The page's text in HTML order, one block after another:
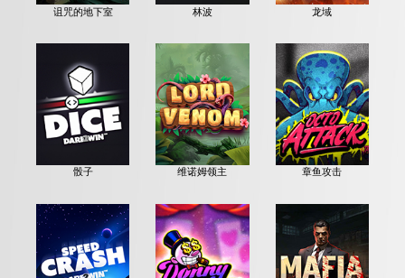
诅咒的地下室 林波 龙域
骰子 维诺姆领主 章鱼攻击